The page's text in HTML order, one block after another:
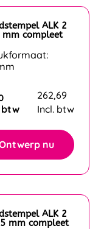
ALK 2
compleet
btw
262,69
Incl. btw
nu
ALK 2
mm compleet